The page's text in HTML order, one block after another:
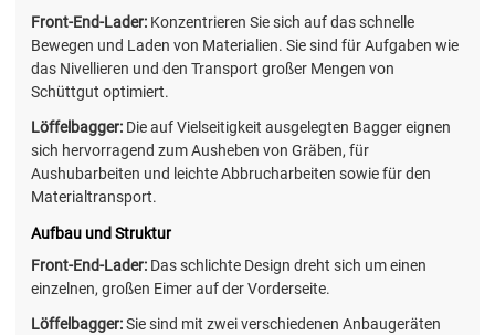
Front-End-Lader: Konzentrieren Sie sich auf das schnelle
Bewegen und Laden von Materialien. Sie sind für Aufgaben wie
das Nivellieren und den Transport großer Mengen von
Schüttgut optimiert.
Löffelbagger: Die auf Vielseitigkeit ausgelegten Bagger eignen
sich hervorragend zum Ausheben von Gräben, für
Aushubarbeiten und leichte Abbrucharbeiten sowie für den
Materialtransport.
Aufbau und Struktur
Front-End-Lader: Das schlichte Design dreht sich um einen
einzelnen, großen Eimer auf der Vorderseite.
Löffelbagger:Sie sind mit zwei verschiedenen Anbaugeräten